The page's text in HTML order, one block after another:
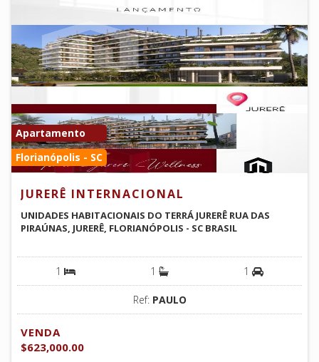
Apartamento
Florianópolis - SC
JURERÊ INTERNACIONAL
UNIDADES HABITACIONAIS DO TERRÁ JURERÊ RUA DAS
PIRAÚNAS, JURERÊ, FLORIANÓPOLIS - SC BRASIL
1 1 1
Ref: PAULO
VENDA
$623,000.00